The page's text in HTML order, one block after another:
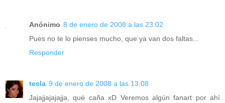
Anónimo 8 de enero de 2008 a las 23:02
Pues no te lo pienses mucho, que ya van dos faltas...
Responder
tesla 9 de enero de 2008 a las 13:08
Jajajjajajajja, qué caña xD Veremos algún fanart por ahí